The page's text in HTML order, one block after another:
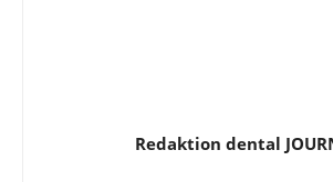
Redaktion dental